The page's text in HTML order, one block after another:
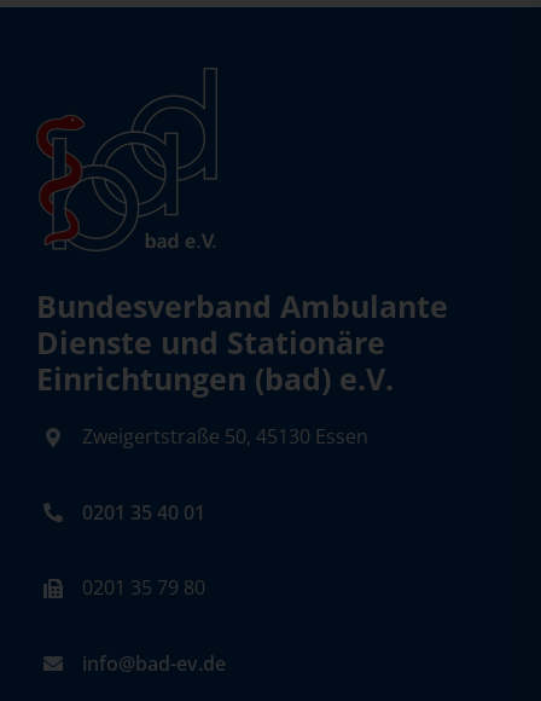
Bundesverband Ambulante
Dienste und Stationäre
Einrichtungen (bad) e.V.
Zweigertstraße 50, 45130 Essen
0201 35 40 01
0201 35 79 80
info@bad-ev.de